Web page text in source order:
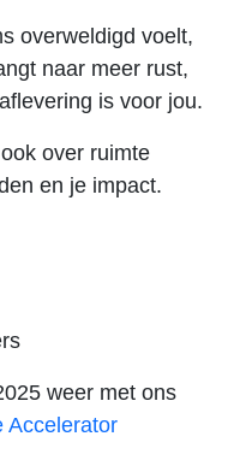
overweldigd voelt,
naar meer rust,
is voor jou.
over ruimte
en je impact.
weer met ons
Accelerator